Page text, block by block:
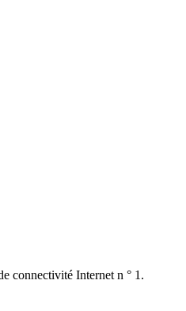
connectivité Internet n ° 1.